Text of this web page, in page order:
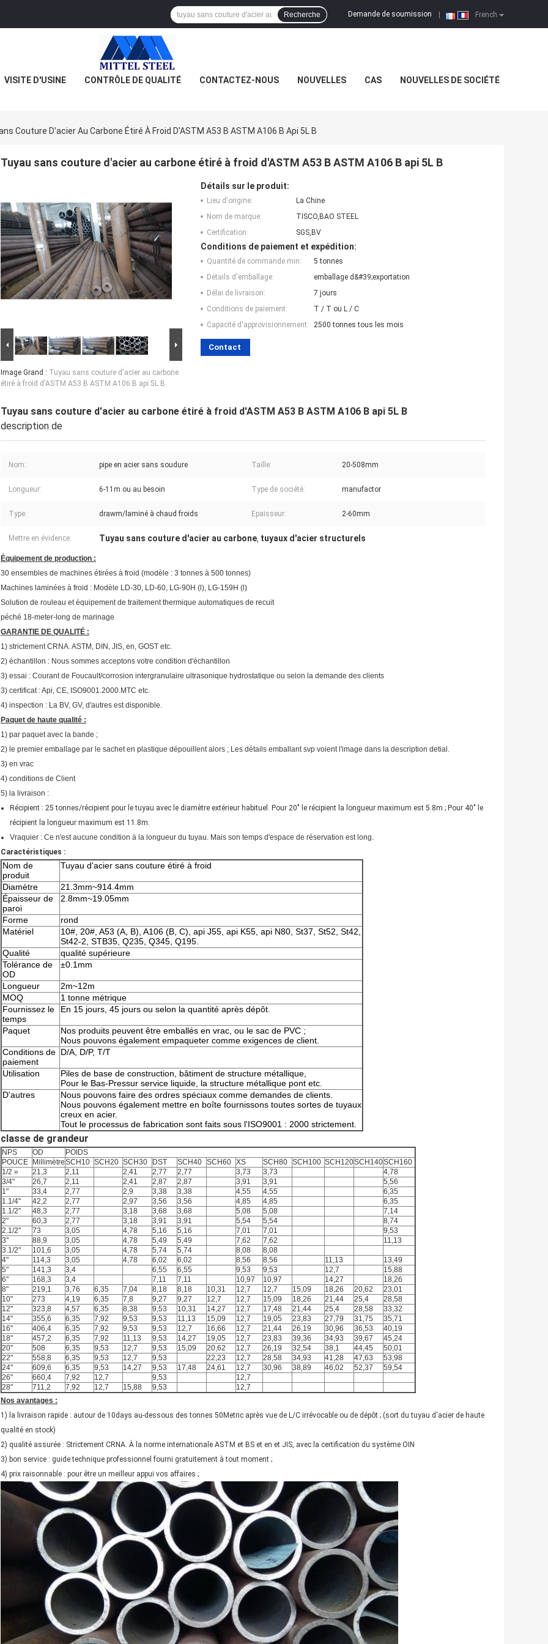
French
Demande de soumission
Recherche
VISITE D'USINE CONTRÔLE DE QUALITÉ CONTACTEZ-NOUS NOUVELLES CAS NOUVELLES DE SOCIÉTÉ
Couture D'acier Au Carbone Étiré À Froid D'ASTM A53 B ASTM A106 B Api 5L B
Tuyau sans couture d'acier au carbone étiré à froid d'ASTM A53 B ASTM A106 B api 5L B
Image Grand : Tuyau sans couture d'acier au carbone
étiré à froid d'ASTM A53 B ASTM A106 B api 5L B
Détails sur le produit:
Lieu d'origine:
La Chine
Nom de marque:
TISCO,BAO STEEL
Certification:
SGS,BV
Conditions de paiement et expédition:
Quantité de commande min:
5 tonnes
Détails d'emballage:
emballage d&#39;exportation
Délai de livraison:
7 jours
Conditions de paiement:
T / T ou L / C
Capacité d'approvisionnement:
2500 tonnes tous les mois
Contact
Tuyau sans couture d'acier au carbone étiré à froid d'ASTM A53 B ASTM A106 B api 5L B
description de
Nom: pipe en acier sans soudure Taille: 20-508mm
Longueur: 6-11m ou au besoin Type de société: manufactor
Type: drawm/laminé à chaud froids Epaisseur: 2-60mm
Mettre en évidence: Tuyau sans couture d'acier au carbone, tuyaux d'acier structurels
Équipement de production :
30 ensembles de machines étirées à froid (modèle : 3 tonnes à 500 tonnes)
Machines laminées à froid : Modèle LD-30, LD-60, LG-90H (l), LG-159H (l)
Solution de rouleau et équipement de traitement thermique automatiques de recuit
péché 18-meter-long de marinage
GARANTIE DE QUALITÉ :
1) strictement CRNA. ASTM, DIN, JIS, en, GOST etc.
2) échantillon : Nous sommes acceptons votre condition d'échantillon
3) essai : Courant de Foucault/corrosion intergranulaire ultrasonique hydrostatique ou selon la demande des clients
3) certificat : Api, CE, ISO9001.2000.MTC etc.
4) inspection : La BV, GV, d'autres est disponible.
Paquet de haute qualité :
1) par paquet avec la bande ;
2) le premier emballage par le sachet en plastique dépouillent alors ; Les détails emballant svp voient l'image dans la description detial.
3) en vrac
4) conditions de Client
5) la livraison :
Récipient : 25 tonnes/récipient pour le tuyau avec le diamètre extérieur habituel. Pour 20" le récipient la longueur maximum est 5.8m ; Pour 40" le
récipient la longueur maximum est 11.8m.
Vraquier : Ce n'est aucune condition à la longueur du tuyau. Mais son temps d'espace de réservation est long.
Caractéristiques :
Nom de
produit
Tuyau d'acier sans couture étiré à froid
Diamètre
21.3mm~914.4mm
Épaisseur de
paroi
2.8mm~19.05mm
Forme
rond
Matériel
10#, 20#, A53 (A, B), A106 (B, C), api J55, api K55, api N80, St37, St52, St42,
St42-2, STB35, Q235, Q345, Q195.
Qualité
qualité supérieure
Tolérance de
OD
±0.1mm
Longueur
2m~12m
MOQ
1 tonne métrique
Fournissez le
temps
En 15 jours, 45 jours ou selon la quantité après dépôt.
Paquet
Nos produits peuvent être emballés en vrac, ou le sac de PVC ;
Nous pouvons également empaqueter comme exigences de client.
Conditions de
paiement
D/A, D/P, T/T
Utilisation
Piles de base de construction, bâtiment de structure métallique,
Pour le Bas-Pressur service liquide, la structure métallique pont etc.
D'autres
Nous pouvons faire des ordres spéciaux comme demandes de clients.
Nous pouvons également mettre en boîte fournissons toutes sortes de tuyaux
creux en acier.
Tout le processus de fabrication sont faits sous l'ISO9001 : 2000 strictement.
classe de grandeur
NPS OD
POIDS
POUCE
MillimètreSCH10 SCH20 SCH30 DST SCH40 SCH60 XS SCH80 SCH100 SCH120SCH140SCH160
1/2 »
21,3 2,11 2,41 2,77 2,77 3,73 3,73
4,78
3/4"
26,7 2,11 2,41 2,87 2,87 3,91 3,91
5,56
1"
33,4 2,77 2,9 3,38 3,38 4,55 4,55
6,35
1.1/4"
42,2 2,77 2,97 3,56 3,56 4,85 4,85
6,35
1.1/2"
48,3 2,77 3,18 3,68 3,68 5,08 5,08
7,14
2"
60,3 2,77 3,18 3,91 3,91 5,54 5,54
8,74
2.1/2"
73 3,05 4,78 5,16 5,16 7,01 7,01
9,53
3"
88,9 3,05 4,78 5,49 5,49 7,62 7,62
11,13
3.1/2"
101,6 3,05 4,78 5,74 5,74 8,08
8,08
4"
114,3 3,05 4,78 6,02 6,02 8,56 8,56 11,13
13,49
5"
141,3 3,4 6,55 6,55 9,53 9,53 12,7
15,88
6"
168,3 3,4 7,11 7,11 10,97 10,97 14,27
18,26
8"
219,1 3,76 6,35 7,04 8,18 8,18 10,31 12,7 12,7 15,09 18,26 20,62
23,01
10"
273 4,19 6,35 7,8 9,27 9,27 12,7 12,7 15,09 18,26 21,44 25,4
28,58
12"
323,8 4,57 6,35 8,38 9,53 10,31 14,27 12,7 17,48 21,44 25,4 28,58
33,32
14"
355,6 6,35 7,92 9,53 9,53 11,13 15,09 12,7 19,05 23,83 27,79 31,75
35,71
16"
406,4 6,35 7,92 9,53 9,53 12,7 16,66 12,7 21,44 26,19 30,96 36,53
40,19
18"
457,2 6,35 7,92 11,13 9,53 14,27 19,05 12,7 23,83 39,36 34,93 39,67
45,24
20"
508 6,35 9,53 12,7 9,53 15,09 20,62 12,7 26,19 32,54 38,1 44,45
50,01
22"
558,8 6,35 9,53 12,7 9,53 22,23 12,7 28,58 34,93 41,28 47,63
53,98
24"
609,6 6,35 9,53 14,27 9,53 17,48 24,61 12,7 30,96 38,89 46,02 52,37
59,54
26"
660,4 7,92 12,7 9,53
12,7
28"
711,2 7,92 12,7 15,88 9,53
12,7
Nos avantages :
1) la livraison rapide : autour de 10days au-dessous des tonnes 50Metric après vue de L/C irrévocable ou de dépôt ; (sort du tuyau d'acier de haute
qualité en stock)
2) qualité assurée : Strictement CRNA. À la norme internationale ASTM et BS et en et JIS, avec la certification du système OIN
3) bon service : guide technique professionnel fourni gratuitement à tout moment ;
4) prix raisonnable : pour être un meilleur appui vos affaires ;